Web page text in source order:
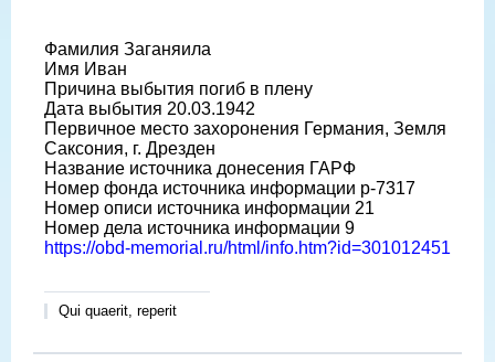
Фамилия Заганяила
Имя Иван
Причина выбытия погиб в плену
Дата выбытия 20.03.1942
Первичное место захоронения Германия, Земля
Саксония, г. Дрезден
Название источника донесения ГАРФ
Номер фонда источника информации р-7317
Номер описи источника информации 21
Номер дела источника информации 9
https://obd-memorial.ru/html/info.htm?id=301012451
Qui quaerit, reperit